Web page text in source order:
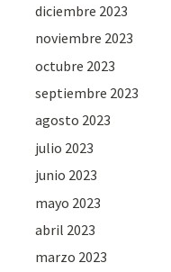
diciembre 2023
noviembre 2023
octubre 2023
septiembre 2023
agosto 2023
julio 2023
junio 2023
mayo 2023
abril 2023
marzo 2023